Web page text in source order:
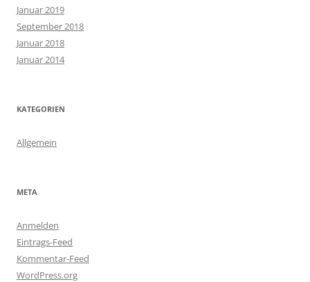
Januar 2019
September 2018
Januar 2018
Januar 2014
KATEGORIEN
Allgemein
META
Anmelden
Eintrags-Feed
Kommentar-Feed
WordPress.org